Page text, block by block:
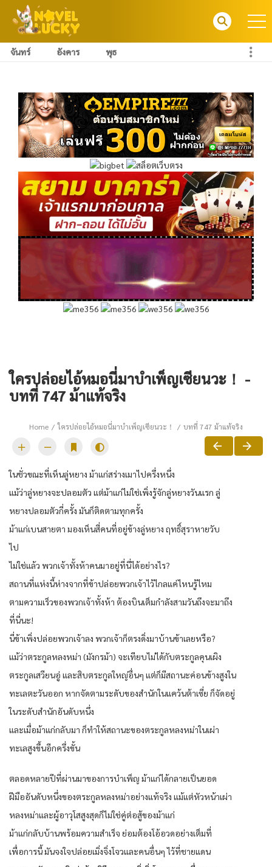
จันทร์ อังคาร พุธ
ใครปล่อยไอ้หมอนี่มาบำเพ็ญเซียนวะ！ -
บทที่ 747 ม้าแท้จริง
Home ใครปล่อยไอ้หมอนี่มาบำเพ็ญเซียนวะ！ บทที่ 747 ม้าแท้จริง
ในชั่วขณะที่เห็นลู่หยาง ม้าแก่สร่างเมาไปครึ่งหนึ่ง
แม้ว่าลู่หยางจะปลอมตัว แต่ม้าแก่ไม่ใช่เพิ่งรู้จักลู่หยางวันแรก ลู่
หยางปลอมตัวกี่ครั้ง มันก็ติดตามทุกครั้ง
ม้าแก่เบนสายตา มองเห็นสี่คนที่อยู่ข้างลู่หยาง ฤทธิ์สุราหายวับ
ไป
ไม่ใช่แล้ว พวกเจ้าทั้งห้าคนมาอยู่ที่นี่ได้อย่างไร?
สถานที่แห่งนี้ห่างจากที่ข้าปล่อยพวกเจ้าไว้ไกลแค่ไหนรู้ไหม
ตามความเร็วของพวกเจ้าทั้งห้า ต้องบินเต็มกำลังสามวันถึงจะมาถึง
ที่นี่นะ!
นี่ข้าเพิ่งปล่อยพวกเจ้าลง พวกเจ้าก็ตรงดิ่งมาบ้านข้าเลยหรือ?
แม้ว่าตระกูลหลงหม่า (มังกรม้า) จะเทียบไม่ได้กับตระกูลคุนเผิง
ตระกูลเสวียนอู่ และสิบตระกูลใหญ่อื่นๆ แต่ก็มีสถานะค่อนข้างสูงใน
ทะเลตะวันออก หากจัดตามระดับของสำนักในแคว้นต้าเซี่ย ก็จัดอยู่
ในระดับสำนักอันดับหนึ่ง
และเมื่อม้าแก่กลับมา ก็ทำให้สถานะของตระกูลหลงหม่าในเผ่า
ทะเลสูงขึ้นอีกครึ่งขั้น
ตลอดหลายปีที่ผ่านมาของการบำเพ็ญ ม้าแก่ได้กลายเป็นยอด
ฝีมืออันดับหนึ่งของตระกูลหลงหม่าอย่างแท้จริง แม้แต่หัวหน้าเผ่า
หลงหม่าและผู้อาวุโสสูงสุดก็ไม่ใช่คู่ต่อสู้ของม้าแก่
ม้าแก่กลับบ้านพร้อมความสำเร็จ ย่อมต้องโอ้อวดอย่างเต็มที่
เพื่อการนี้ มันจงใจปล่อยเมิ่งจิ่งโจวและคนอื่นๆ ไว้ที่ชายแดน